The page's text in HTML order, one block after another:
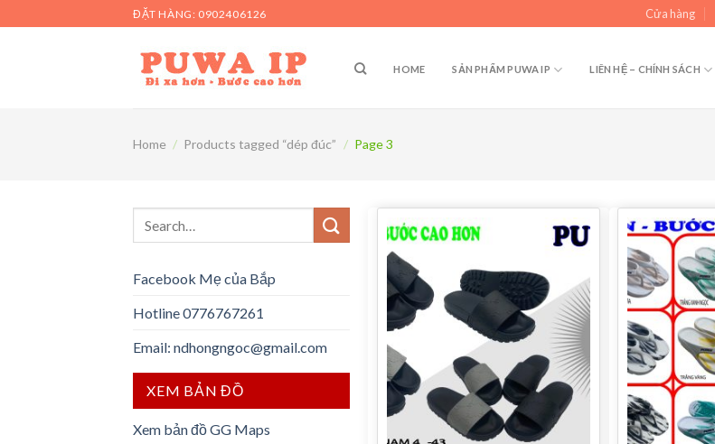
to
ĐẶT HÀNG: 0902406126 Cửa hàng
HOME SẢN PHẨM PUWA IP LIÊN HỆ – CHÍNH SÁCH
Home / Products tagged “dép đúc” / Page 3
Facebook Mẹ của Bắp
Hotline 0776767261
Email: ndhongngoc@gmail.com
XEM BẢN ĐỒ
Xem bản đồ GG Maps